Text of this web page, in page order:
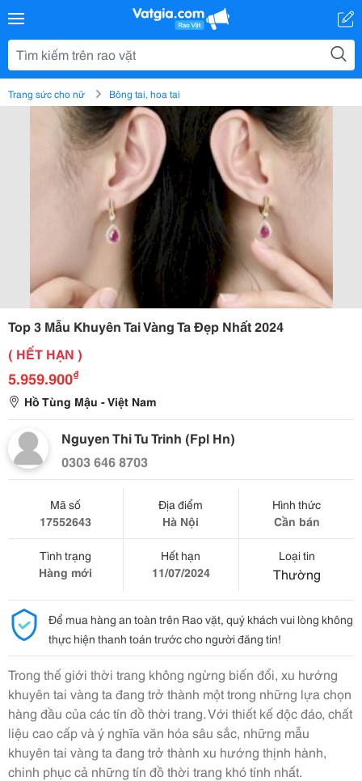
Trang sức cho nữ Bông tai, hoa tai
Top 3 Mẫu Khuyên Tai Vàng Ta Đẹp Nhất 2024
( HẾT HẠN )
5.959.900₫
Hồ Tùng Mậu - Việt Nam
Nguyen Thi Tu Trinh (Fpl Hn)
0303 646 8703
Mã số
17552643
Địa điểm
Hà Nội
Hình thức
Cần bán
Tình trạng
Hàng mới
Hết hạn
11/07/2024
Loại tin
Thường
Để mua hàng an toàn trên Rao vặt, quý khách vui lòng không
thực hiện thanh toán trước cho người đăng tin!
Trong thế giới thời trang không ngừng biến đổi, xu hướng
khuyên tai vàng ta đang trở thành một trong những lựa chọn
hàng đầu của các tín đồ thời trang. Với thiết kế độc đáo, chất
liệu cao cấp và ý nghĩa văn hóa sâu sắc, những mẫu
khuyên tai vàng ta đang trở thành xu hướng thịnh hành,
chinh phục cả những tín đồ thời trang khó tính nhất.